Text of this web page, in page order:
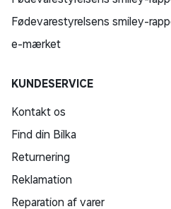
Fødevarestyrelsens smiley-
e-mærket
KUNDESERVICE
Kontakt os
Find din Bilka
Returnering
Reklamation
Reparation af varer